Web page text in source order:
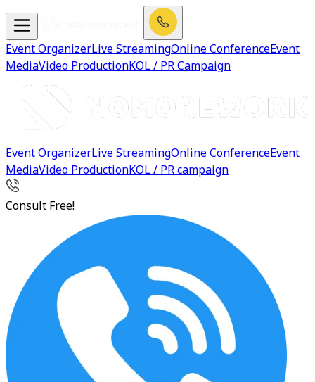
Event OrganizerLive StreamingOnline ConferenceEvent
MediaVideo ProductionKOL / PR Campaign
Event OrganizerLive StreamingOnline ConferenceEvent
MediaVideo ProductionKOL / PR campaign
Consult Free!